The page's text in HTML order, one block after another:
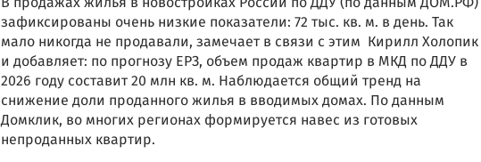
зафиксированы очень низкие показатели: 72 тыс. кв. м. в день. Так
мало никогда не продавали, замечает в связи с этим Кирилл Холопик
и добавляет: по прогнозу ЕРЗ, объем продаж квартир в МКД по ДДУ в
2026 году составит 20 млн кв. м. Наблюдается общий тренд на
снижение доли проданного жилья в вводимых домах. По данным
Домклик, во многих регионах формируется навес из готовых
непроданных квартир.